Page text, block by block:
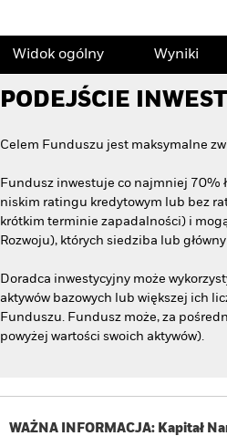
Widok ogólny Wyniki
PODEJŚCIE
Celem Funduszu jest maksymalne
Fundusz inwestuje co najmniej 70%
niskim ratingu kredytowym lub bez
krótkim terminie zapadalności) i
Rozwoju), których siedziba lub
Doradca inwestycyjny może
aktywów bazowych lub większej ich
Funduszu. Fundusz może, za
powyżej wartości swoich aktywów).
WAŻNA INFORMACJA: Kapitał